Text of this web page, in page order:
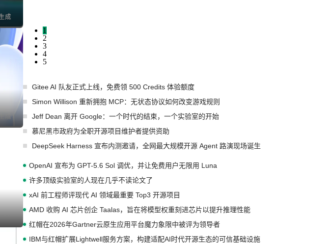
1
2
3
4
5
Gitee AI 队友正式上线，免费领 500 Credits 体验额度
Simon Willison 重新拥抱 MCP：无状态协议如何改变游戏规则
Jeff Dean 离开 Google：一个时代的结束，一个实验室的开始
慕尼黑市政府为全职开源项目维护者提供资助
DeepSeek Harness 宣布内测邀请，全网最大规模开源 Agent 路演现场诞生
OpenAI 宣布为 GPT-5.6 Sol 调优，并让免费用户无限用 Luna
许多顶级实验室的人现在几乎不读论文了
xAI 前工程师评现代 AI 领域最重要 Top3 开源项目
AMD 收购 AI 芯片创企 Taalas，旨在将模型权重刻进芯片以提升推理性能
红帽在2026年Gartner云原生应用平台魔力象限中被评为领导者
IBM与红帽扩展Lightwell服务方案，构建适配AI时代开源生态的可信基础设施